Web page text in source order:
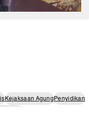
Kejaksaan AgungPenyidikan